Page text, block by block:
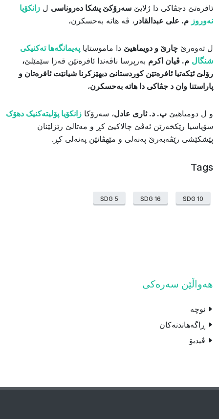
ئافرەتێ دجڤاکی دا ژلایێ سەرۆکێ پشکا دەروناسی ل زانکۆیا
نەوروز م. علی عبدالقادر ، ڤە هاتە بەحسکرن،
ل تەوەرێ چارێ و دویماهیێ دا ماموستایا پەیمانگەها تەکنیکی
شنگال م. ڤیان اکرم بەرپرسا ناڤەندا ئافرەتێن قەزا سێمێلێ،
رۆلێ ئێکەتیا ئافرەتێن کوردستانێ دبهێزکرنا شیانێت ئافرەتان و
پاراستنا وان د جڤاکی دا هاتە بەحسکرن،
و ل دومیاهیێ پ. د. ئاری عادل، سەرۆکا زانکۆیا پۆلیتەکنیک دهۆک
سۆپاسیا رێکخەرێن ئەڤێ چالاکیێ کڕ و مەتالێ رێزلێنان
پێشکێشی رێڤەبەرێ پەنەلى و مێهڤانێن پەنەلی کڕ.
Tags
SDG 10
SDG 16
SDG 5
هەواڵێن سەرەکی
نوچە
ڕاگەهاندنەکان
ڤیدیۆ